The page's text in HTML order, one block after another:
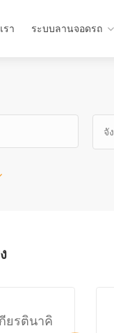
รา ระบบลานจอดรถ
จั
ยรตินาคิ